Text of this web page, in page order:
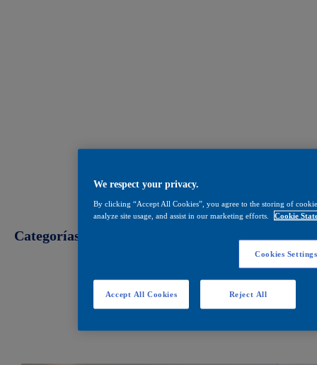
Categorías
Construcción
We respect your privacy.
By clicking “Accept All Cookies”, you agree to the storing of
analyze site usage, and assist in our marketing efforts.
Cookie
Cookies Settings
Reject All
Accept All Cookies